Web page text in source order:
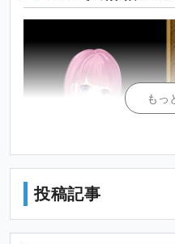
もっ
投稿記事